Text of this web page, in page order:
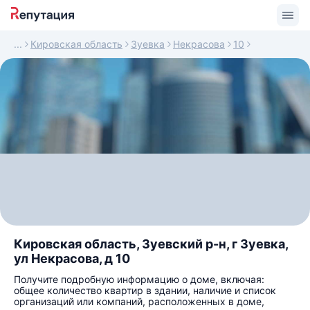
Кировская область Зуевка Некрасова 10
Кировская область, Зуевский р-н, г Зуевка,
ул Некрасова, д 10
Получите подробную информацию о доме, включая:
общее количество квартир в здании, наличие и список
организаций или компаний, расположенных в доме,